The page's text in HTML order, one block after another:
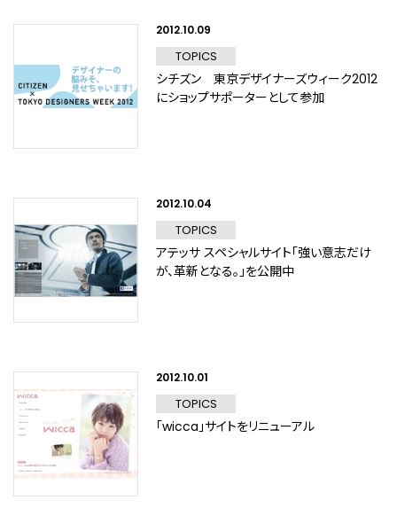
2012.10.09
TOPICS
シチズン 東京デザイナーズウィーク2012
にショップサポーターとして参加
2012.10.04
TOPICS
アテッサ スペシャルサイト「強い意志だけ
が、革新となる。」を公開中
2012.10.01
TOPICS
「wicca」サイトをリニューアル